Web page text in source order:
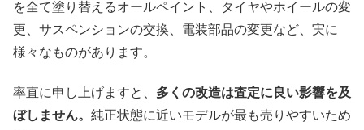
を全て塗り替えるオールペイント、タイヤやホイールの変
更、サスペンションの交換、電装部品の変更など、実に
様々なものがあります。
率直に申し上げますと、 多くの改造は査定に良い影響を及
ぼしません。 純正状態に近いモデルが最も売りやすいため